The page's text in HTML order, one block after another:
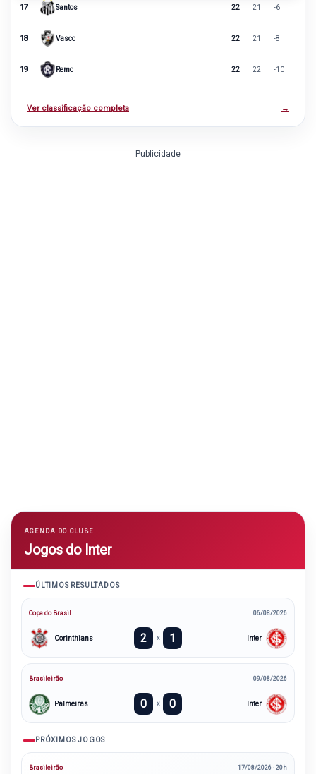
17 Santos 22 21 -6
18 Vasco 22 21 -8
19 Remo 22 22 -10
Ver classificação completa →
Publicidade
AGENDA DO CLUBE
Jogos do Inter
ÚLTIMOS RESULTADOS
Copa do Brasil 06/08/2026
Corinthians 2 x 1 Inter
Brasileirão 09/08/2026
Palmeiras 0 x 0 Inter
PRÓXIMOS JOGOS
Brasileirão 17/08/2026 · 20h